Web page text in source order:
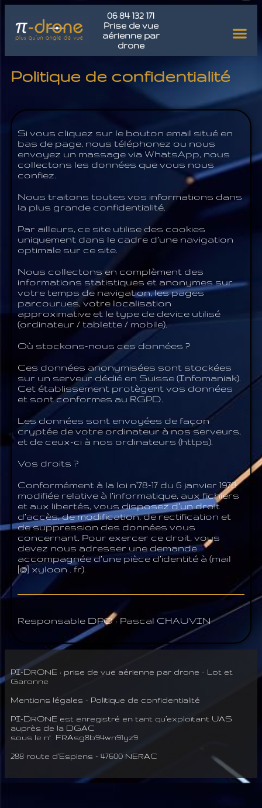
06 84 132 171
Prise de vue
aérienne par
drone
Politique de confidentialité
Si vous cliquez sur le bouton email situé en
bas de page, nous téléphonez ou nous
envoyez un massage via WhatsApp, nous
collectons les données que vous nous
confiez.
Nous traitons toutes vos informations dans
la plus grande confidentialité.
Par ailleurs, ce site utilise des cookies
uniquement dans le cadre d’une navigation
optimale sur ce site.
Nous collectons en complèment des
informations statistiques et anonymes sur
votre temps de navigation, les pages
parcourues, votre localisation
approximative et le type de device utilisé
(ordinateur / tablette / mobile).
Où stockons-nous ces données ?
Ces données anonymisées sont stockées
sur un serveur dédié en Suisse (Infomaniak).
Cet établissement protègent vos données
et sont conformes au RGPD.
Les données sont envoyées de façon
cryptée de votre ordinateur à nos serveurs,
et de ceux-ci à nos ordinateurs (https).
Vos droits ?
Conformément à la loi n°78-17 du 6 janvier 1978
modifiée relative à l’informatique, aux fichiers
et aux libertés, vous disposez d’un droit
d’accès, de modification, de rectification et
de suppression des données vous
concernant. Pour exercer ce droit, vous
devez nous adresser une demande
accompagnée d’une pièce d’identité à (mail
[@] xyloon . fr).
Responsable DPO : Pascal CHAUVIN
PI-DRONE : prise de vue aérienne par drone – Lot et
Garonne
Mentions légales – Politique de confidentialité
PI-DRONE est enregistré en tant qu’exploitant UAS
auprès de la DGAC
sous le n° FRAsg8b94wn91yz9
288 route d’Espiens – 47600 NERAC